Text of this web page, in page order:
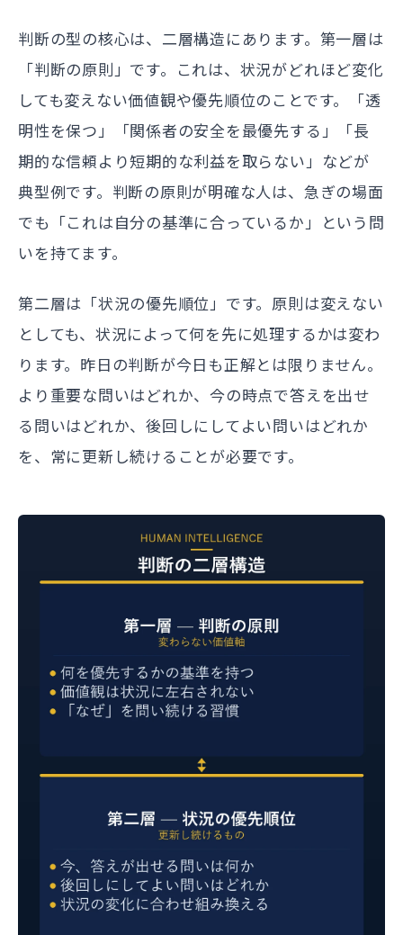
判断の型の核心は、二層構造にあります。第一層は
「判断の原則」です。これは、状況がどれほど変化
しても変えない価値観や優先順位のことです。「透
明性を保つ」「関係者の安全を最優先する」「長
期的な信頼より短期的な利益を取らない」などが
典型例です。判断の原則が明確な人は、急ぎの場面
でも「これは自分の基準に合っているか」という問
いを持てます。
第二層は「状況の優先順位」です。原則は変えない
としても、状況によって何を先に処理するかは変わ
ります。昨日の判断が今日も正解とは限りません。
より重要な問いはどれか、今の時点で答えを出せ
る問いはどれか、後回しにしてよい問いはどれか
を、常に更新し続けることが必要です。